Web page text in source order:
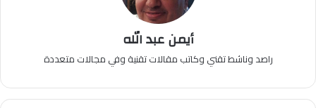
أيمن عبد الله
راصد وناشط تقني وكاتب مقالات تقنية وفي مجالات متعددة